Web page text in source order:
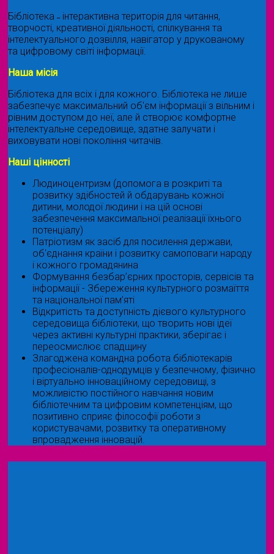
Бібліотека ˗ інтерактивна територія для читання,
творчості, креативної діяльності, спілкування та
інтелектуального дозвілля, навігатор у друкованому
та цифровому світі інформації.
Наша місія
Бібліотека для всіх і для кожного. Бібліотека не лише
забезпечує максимальний об'єм інформації з вільним і
рівним доступом до неї, але й створює комфортне
інтелектуальне середовище, здатне залучати і
виховувати нові покоління читачів.
Наші цінності
Людиноцентризм (допомога в розкриті та
розвитку здібностей й обдарувань кожної
дитини, молодої людини і на цій основі
забезпечення максимальної реалізації їхнього
потенціалу)
Патріотизм як засіб для посилення держави,
об'єднання країни і розвитку самоповаги народу
і кожного громадянина
Формування безбар’єрних просторів, сервісів та
інформації - Збереження культурного розмаїття
та національної пам’яті
Відкритість та доступність дієвого культурного
середовища бібліотеки, що творить нові ідеї
через активні культурні практики, зберігає і
переосмислює спадщину
Злагоджена командна робота бібліотекарів
професіоналів-однодумців у безпечному, фізично
і віртуально інноваційному середовищі, з
можливістю постійного навчання новим
бібліотечним та цифровим компетенціям, що
позитивно сприяє філософії роботи з
користувачами, розвитку та оперативному
впровадження інновацій.